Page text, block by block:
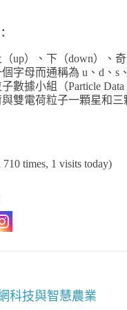
（up）、下（down）、
字母而通稱為 u、d、s
數據小組（Particle
與雙電荷粒子一顆星和
710 times, 1 visits today)
科技與智慧農業